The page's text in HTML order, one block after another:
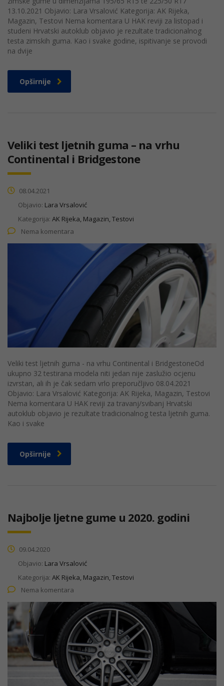
13.10.2021 Objavio: Lara Vrsalović Kategorija: AK Rijeka,
Magazin, Testovi Nema komentara U HAK reviji za listopad i
studeni Hrvatski autoklub objavio je rezultate tradicionalnog
testa zimskih guma. Kao i svake godine, ispitivanje se provodi
na dvije
Opširnije
Veliki test ljetnih guma – na vrhu
Continental i Bridgestone
08.04.2021
Objavio: Lara Vrsalović
Kategorija: AK Rijeka, Magazin, Testovi
Nema komentara
Veliki test ljetnih guma - na vrhu Continental i BridgestoneOd
ukupno 32 testirana modela niti jedan nije zaslužio ocjenu
izvrstan, ali ih je čak sedam vrlo preporučljivo 08.04.2021
Objavio: Lara Vrsalović Kategorija: AK Rijeka, Magazin, Testovi
Nema komentara U HAK reviji za travanj/svibanj Hrvatski
autoklub objavio je rezultate tradicionalnog testa ljetnih guma.
Kao i svake
Opširnije
Najbolje ljetne gume u 2020. godini
09.04.2020
Objavio: Lara Vrsalović
Kategorija: AK Rijeka, Magazin, Testovi
Nema komentara